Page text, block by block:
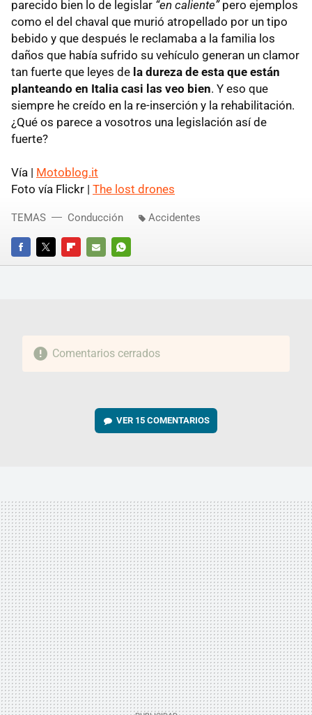
parecido bien lo de legislar “en caliente”pero ejemplos
como el del chaval que murió atropellado por un tipo
bebido y que después le reclamaba a la familia los
daños que había sufrido su vehículo generan un clamor
tan fuerte que leyes de la dureza de esta que están
planteando en Italia casi las veo bien. Y eso que
siempre he creído en la re-inserción y la rehabilitación.
¿Qué os parece a vosotros una legislación así de
fuerte?
Vía | Motoblog.it
Foto vía Flickr | The lost drones
FACEBOOKTWITTERFLIPBOARD
E-
WHATSAPP
TEMAS Conducción Accidentes
Comentarios cerrados
VER 15 COMENTARIOS